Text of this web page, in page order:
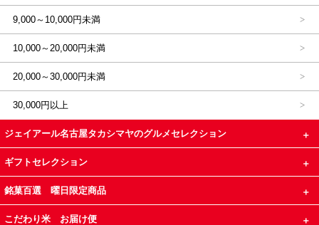
9,000～10,000円未満
10,000～20,000円未満
20,000～30,000円未満
30,000円以上
ジェイアール名古屋タカシマヤのグルメセレクション
ギフトセレクション
銘菓百選 曜日限定商品
こだわり米 お届け便